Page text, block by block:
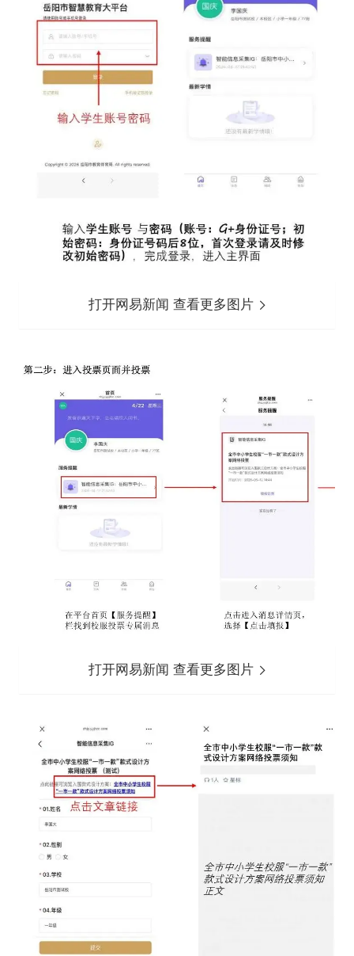
打开网易新闻 查看更多图片
打开网易新闻 查看更多图片